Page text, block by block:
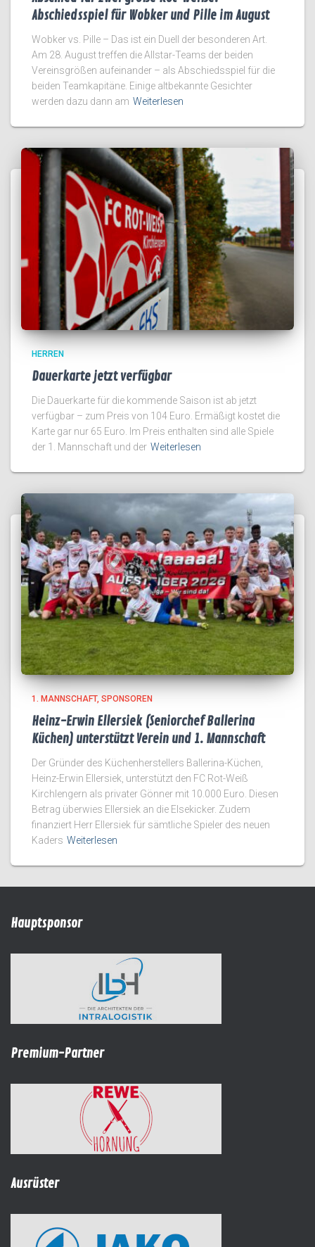
Abschiedsspiel für Wobker und Pille im August
Wobker vs. Pille – Das ist ein Duell der besonderen Art.
Am 28. August treffen die Allstar-Teams der beiden
Vereinsgrößen aufeinander – als Abschiedsspiel für die
beiden Teamkapitäne. Einige altbekannte Gesichter
werden dazu dann am Weiterlesen
HERREN
Dauerkarte jetzt verfügbar
Die Dauerkarte für die kommende Saison ist ab jetzt
verfügbar – zum Preis von 104 Euro. Ermäßigt kostet die
Karte gar nur 65 Euro. Im Preis enthalten sind alle Spiele
der 1. Mannschaft und der Weiterlesen
1. MANNSCHAFT SPONSOREN
Heinz-Erwin Ellersiek (Seniorchef Ballerina
Küchen) unterstützt Verein und 1. Mannschaft
Der Gründer des Küchenherstellers Ballerina-Küchen,
Heinz-Erwin Ellersiek, unterstützt den FC Rot-Weiß
Kirchlengern als privater Gönner mit 10.000 Euro. Diesen
Betrag überwies Ellersiek an die Elsekicker. Zudem
finanziert Herr Ellersiek für sämtliche Spieler des neuen
Kaders Weiterlesen
Hauptsponsor
Premium-Partner
Ausrüster